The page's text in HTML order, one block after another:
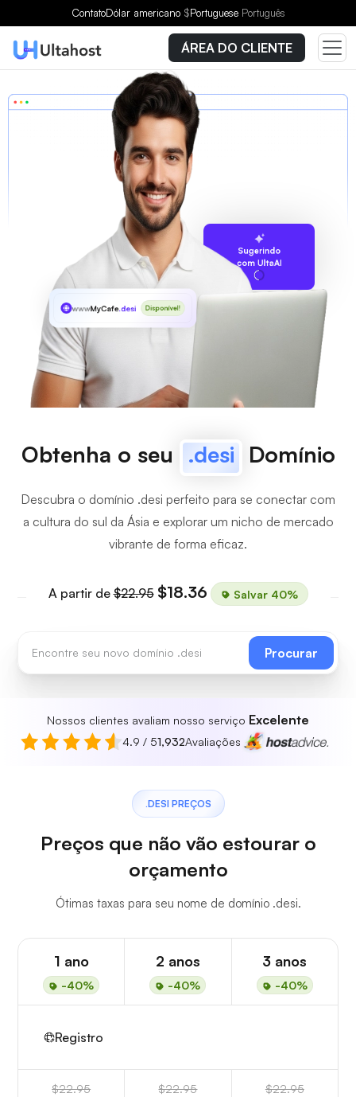
ContatoDólar americano $Portuguese Português
ÁREA DO CLIENTE
Sugerindo
com UltaAI
wwwMyCafe.desi Disponível!
Obtenha o seu .desi Domínio
Descubra o domínio .desi perfeito para se conectar com
a cultura do sul da Ásia e explorar um nicho de mercado
vibrante de forma eficaz.
A partir de$22.95 $18.36 Salvar 40%
Procurar
Nossos clientes avaliam nosso serviço Excelente
4.9 / 51,932Avaliações
.DESI PREÇOS
Preços que não vão estourar o
orçamento
Ótimas taxas para seu nome de domínio .desi.
1 ano
-40%
2 anos
-40%
3 anos
-40%
Registro
$22.95 $22.95 $22.95